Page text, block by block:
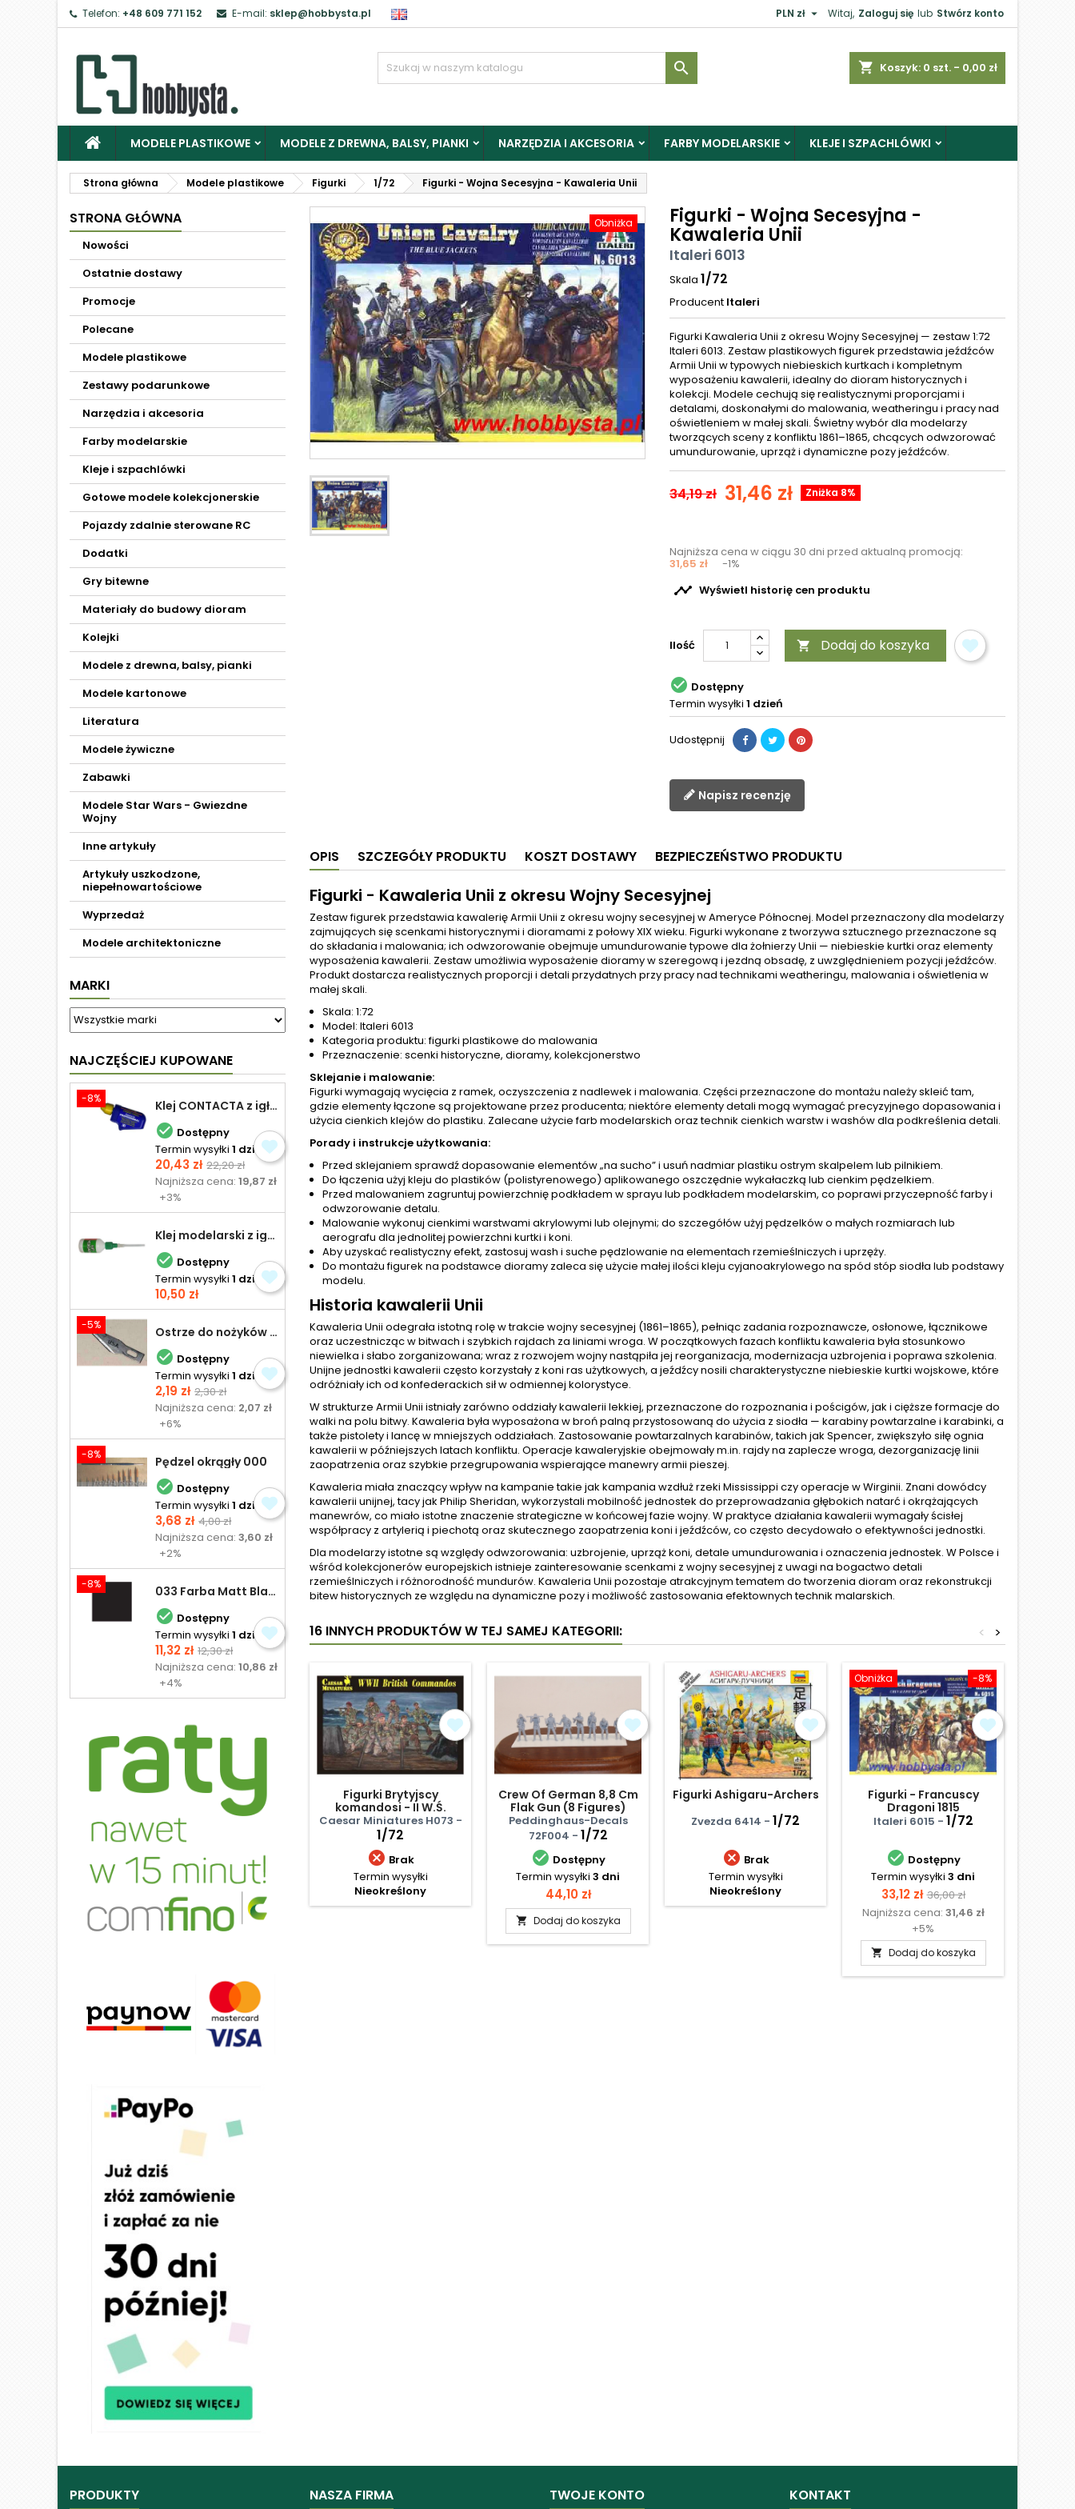
Telefon: +48 609 771 152 E-mail: sklep@hobbysta.pl Witaj, Zaloguj się lub Stwórz konto
PLN zł 
shopping_cart Koszyk: 0 szt. - 0,00 zł

MODELE PLASTIKOWE MODELE Z DREWNA, BALSY, PIANKI NARZĘDZIA I AKCESORIA FARBY MODELARSKIE KLEJE I SZPACHLÓWKI
Strona główna Modele plastikowe Figurki 1/72 Figurki - Wojna Secesyjna - Kawaleria Unii
STRONA GŁÓWNA
Nowości
Ostatnie dostawy
Promocje
Polecane
Modele plastikowe
Zestawy podarunkowe
Narzędzia i akcesoria
Farby modelarskie
Kleje i szpachlówki
Gotowe modele kolekcjonerskie
Pojazdy zdalnie sterowane RC
Dodatki
Gry bitewne
Materiały do budowy dioram
Kolejki
Modele z drewna, balsy, pianki
Modele kartonowe
Literatura
Modele żywiczne
Zabawki
Modele Star Wars - Gwiezdne
Wojny
Inne artykuły
Artykuły uszkodzone,
niepełnowartościowe
Wyprzedaż
Modele architektoniczne
MARKI
NAJCZĘŚCIEJ KUPOWANE
-8% Klej CONTACTA z igłą do plastiku 25,0 g
 Dostępny
Termin wysyłki 1 dzień
Cena
20,43 zł Cena
podstawowa
22,20 zł
Najniższa cena:19,87 zł
+3%
Klej modelarski z igłą 30 ml
 Dostępny
Termin wysyłki 1 dzień
Cena
10,50 zł
-5% Ostrze do nożyków Excel
 Dostępny
Termin wysyłki 1 dzień
Cena
2,19 zł Cena
podstawowa
2,30 zł
Najniższa cena: 2,07 zł
+6%
-8% Pędzel okrągły 000
 Dostępny
Termin wysyłki 1 dzień
Cena
3,68 zł Cena
podstawowa
4,00 zł
Najniższa cena:3,60 zł
+2%
-8% 033 Farba Matt Black - olejna
 Dostępny
Termin wysyłki 1 dzień
Cena
11,32 zł Cena
podstawowa
12,30 zł
Najniższa cena:10,86 zł
+4%
Obniżka Figurki - Wojna Secesyjna -
Kawaleria Unii
Italeri 6013
Skala 1/72
Producent Italeri
Figurki Kawaleria Unii z okresu Wojny Secesyjnej — zestaw 1:72
Italeri 6013. Zestaw plastikowych figurek przedstawia jeźdźców
Armii Unii w typowych niebieskich kurtkach i kompletnym
wyposażeniu kawalerii, idealny do dioram historycznych i
kolekcji. Modele cechują się realistycznymi proporcjami i
detalami, doskonałymi do malowania, weatheringu i pracy nad
oświetleniem w małej skali. Świetny wybór dla modelarzy
tworzących sceny z konfliktu 1861–1865, chcących odwzorować
umundurowanie, uprząż i dynamiczne pozy jeźdźców.
34,19 zł 31,46 zł Zniżka 8%
Najniższa cena w ciągu 30 dni przed aktualną promocją:
31,65 zł -1%
 Wyświetl historię cen produktu
Ilość  Dodaj do koszyka
 Dostępny
Termin wysyłki 1 dzień
Udostępnij
Napisz recenzję
OPIS SZCZEGÓŁY PRODUKTU KOSZT DOSTAWY BEZPIECZEŃSTWO PRODUKTU
Figurki - Kawaleria Unii z okresu Wojny Secesyjnej
Zestaw figurek przedstawia kawalerię Armii Unii z okresu wojny secesyjnej w Ameryce Północnej. Model przeznaczony dla modelarzy
zajmujących się scenkami historycznymi i dioramami z połowy XIX wieku. Figurki wykonane z tworzywa sztucznego przeznaczone są
do składania i malowania; ich odwzorowanie obejmuje umundurowanie typowe dla żołnierzy Unii — niebieskie kurtki oraz elementy
wyposażenia kawalerii. Zestaw umożliwia wyposażenie dioramy w szeregową i jezdną obsadę, z uwzględnieniem pozycji jeźdźców.
Produkt dostarcza realistycznych proporcji i detali przydatnych przy pracy nad technikami weatheringu, malowania i oświetlenia w
małej skali.
Skala: 1:72
Model: Italeri 6013
Kategoria produktu: figurki plastikowe do malowania
Przeznaczenie: scenki historyczne, dioramy, kolekcjonerstwo
Sklejanie i malowanie:
Figurki wymagają wycięcia z ramek, oczyszczenia z nadlewek i malowania. Części przeznaczone do montażu należy skleić tam,
gdzie elementy łączone są projektowane przez producenta; niektóre elementy detali mogą wymagać precyzyjnego dopasowania i
użycia cienkich klejów do plastiku. Zalecane użycie farb modelarskich oraz technik cienkich warstw i washów dla podkreślenia detali.
Porady i instrukcje użytkowania:
Przed sklejaniem sprawdź dopasowanie elementów „na sucho” i usuń nadmiar plastiku ostrym skalpelem lub pilnikiem.
Do łączenia użyj kleju do plastików (polistyrenowego) aplikowanego oszczędnie wykałaczką lub cienkim pędzelkiem.
Przed malowaniem zagruntuj powierzchnię podkładem w sprayu lub podkładem modelarskim, co poprawi przyczepność farby i
odwzorowanie detalu.
Malowanie wykonuj cienkimi warstwami akrylowymi lub olejnymi; do szczegółów użyj pędzelków o małych rozmiarach lub
aerografu dla jednolitej powierzchni kurtki i koni.
Aby uzyskać realistyczny efekt, zastosuj wash i suche pędzlowanie na elementach rzemieślniczych i uprzęży.
Do montażu figurek na podstawce dioramy zaleca się użycie małej ilości kleju cyjanoakrylowego na spód stóp siodła lub podstawy
modelu.
Historia kawalerii Unii
Kawaleria Unii odegrała istotną rolę w trakcie wojny secesyjnej (1861–1865), pełniąc zadania rozpoznawcze, osłonowe, łącznikowe
oraz uczestnicząc w bitwach i szybkich rajdach za liniami wroga. W początkowych fazach konfliktu kawaleria była stosunkowo
niewielka i słabo zorganizowana; wraz z rozwojem wojny nastąpiła jej reorganizacja, modernizacja uzbrojenia i poprawa szkolenia.
Unijne jednostki kawalerii często korzystały z koni ras użytkowych, a jeźdźcy nosili charakterystyczne niebieskie kurtki wojskowe, które
odróżniały ich od konfederackich sił w odmiennej kolorystyce.
W strukturze Armii Unii istniały zarówno oddziały kawalerii lekkiej, przeznaczone do rozpoznania i pościgów, jak i cięższe formacje do
walki na polu bitwy. Kawaleria była wyposażona w broń palną przystosowaną do użycia z siodła — karabiny powtarzalne i karabinki, a
także pistolety i lancę w mniejszych oddziałach. Zastosowanie powtarzalnych karabinów, takich jak Spencer, zwiększyło siłę ognia
kawalerii w późniejszych latach konfliktu. Operacje kawaleryjskie obejmowały m.in. rajdy na zaplecze wroga, dezorganizację linii
zaopatrzenia oraz szybkie przegrupowania wspierające manewry armii pieszej.
Kawaleria miała znaczący wpływ na kampanie takie jak kampania wzdłuż rzeki Mississippi czy operacje w Wirginii. Znani dowódcy
kawalerii unijnej, tacy jak Philip Sheridan, wykorzystali mobilność jednostek do przeprowadzania głębokich natarć i okrążających
manewrów, co miało istotne znaczenie strategiczne w końcowej fazie wojny. W praktyce działania kawalerii wymagały ścisłej
współpracy z artylerią i piechotą oraz skutecznego zaopatrzenia koni i jeźdźców, co często decydowało o efektywności jednostki.
Dla modelarzy istotne są względy odwzorowania: uzbrojenie, uprząż koni, detale umundurowania i oznaczenia jednostek. W Polsce i
wśród kolekcjonerów europejskich istnieje zainteresowanie scenkami z wojny secesyjnej z uwagi na bogactwo detali
rzemieślniczych i różnorodność mundurów. Kawaleria Unii pozostaje atrakcyjnym tematem do tworzenia dioram oraz rekonstrukcji
bitew historycznych ze względu na dynamiczne pozy i możliwość zastosowania efektownych technik malarskich.
16 INNYCH PRODUKTÓW W TEJ SAMEJ KATEGORII: >
<
Figurki Brytyjscy
komandosi - II W.Ś.
Caesar Miniatures H073 -
1/72
 Brak
Termin wysyłki
Nieokreślony
Crew Of German 8,8 Cm
Flak Gun (8 Figures)
Peddinghaus-Decals
72F004 - 1/72
 Dostępny
Termin wysyłki 3 dni
Cena
44,10 zł
 Dodaj do koszyka
Figurki Ashigaru-Archers
Zvezda 6414 - 1/72
 Brak
Termin wysyłki
Nieokreślony
-8%
Obniżka
Figurki - Francuscy
Dragoni 1815
Italeri 6015 - 1/72
 Dostępny
Termin wysyłki 3 dni
Cena
33,12 zł Cena
podstawowa
36,00 zł
Najniższa cena: 31,46 zł
+5%
 Dodaj do koszyka
PRODUKTY NASZA FIRMA TWOJE KONTO KONTAKT